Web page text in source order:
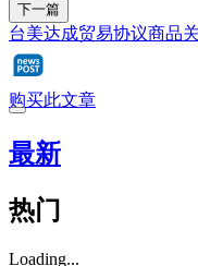
下一篇
台美达成贸易协议商品
购买此文章
最新
热门
Loading...